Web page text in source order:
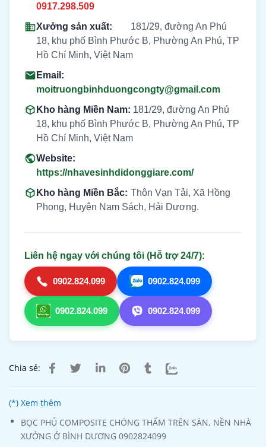
0917.298.509
Xưởng sản xuất:
181/29, đường An Phú
18, khu phố Bình Phước B, Phường An Phú, TP
Hồ Chí Minh, Việt Nam
Email:
moitruongbinhduongcongty@gmail.com
Kho hàng Miền Nam: 181/29, đường An Phú
18, khu phố Bình Phước B, Phường An Phú, TP
Hồ Chí Minh, Việt Nam
Website:
https://nhavesinhdidonggiare.com/
Kho hàng Miền Bắc: Thôn Vạn Tải, Xã Hồng
Phong, Huyện Nam Sách, Hải Dương.
Liên hệ ngay với chúng tôi (Hỗ trợ 24/7):
0902.824.099 0902.824.099
0902.824.099 0902.824.099
Chia sẻ:
(*) Xem thêm
BỌC PHỦ COMPOSITE CHÓNG THẤM TRÊN SÀN, NỀN NHÀ
XƯỞNG Ở BÌNH DƯƠNG 0902824099